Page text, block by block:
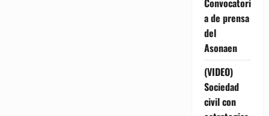
Convocatori
a de prensa
del
Asonaen
(VIDEO)
Sociedad
civil con